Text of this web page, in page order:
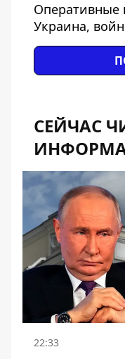
Оперативные
Украина,
СЕЙЧАС
22:33